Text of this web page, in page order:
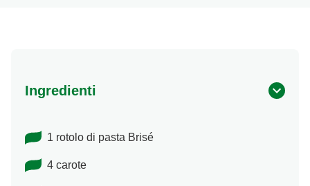
Ingredienti
1 rotolo di pasta Brisé
4 carote